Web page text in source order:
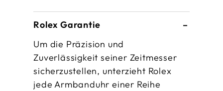
Rolex Garantie
Um die Präzision und
Zuverlässigkeit seiner Zeitmesser
sicherzustellen, unterzieht Rolex
jede Armbanduhr einer Reihe